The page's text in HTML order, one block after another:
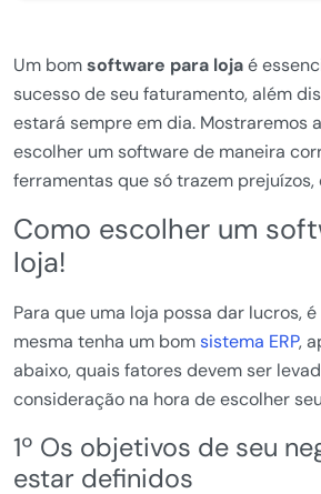
Um bomsoftware para lojaé
sucesso de seu faturamento, além
estará sempre em dia. Mostraremos
escolher um software de maneira
ferramentas que só trazem prejuízos,
Como escolher um
loja!
Para que uma loja possa dar lucros,
mesma tenha um bomsistema ERP,
abaixo, quais fatores devem ser
consideração na hora de escolher
1º Os objetivos de seu
estar definidos